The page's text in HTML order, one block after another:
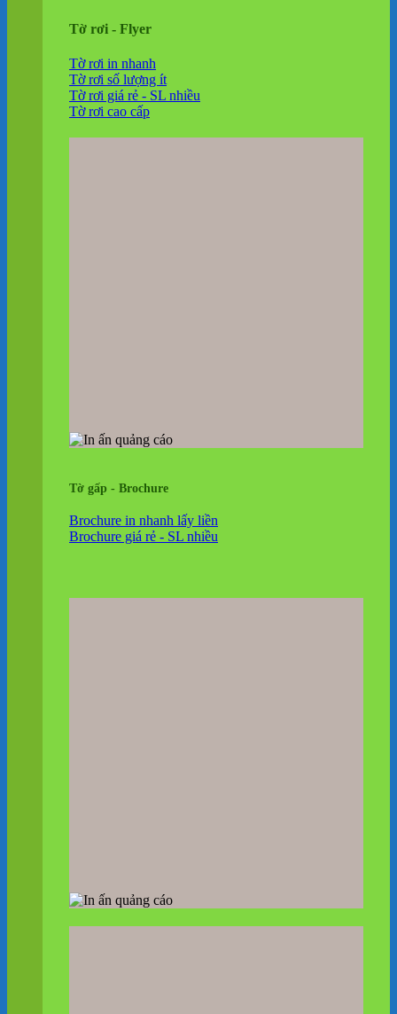
Tờ rơi - Flyer
Tờ rơi in nhanh
Tờ rơi số lượng ít
Tờ rơi giá rẻ - SL nhiều
Tờ rơi cao cấp
Tờ gấp - Brochure
Brochure in nhanh lấy liền
Brochure giá rẻ - SL nhiều